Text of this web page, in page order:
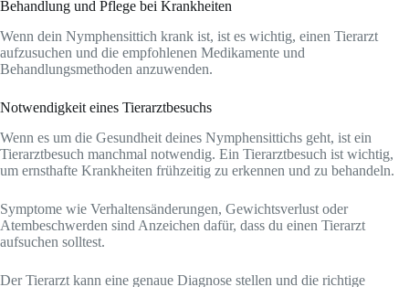
Behandlung und Pflege bei Krankheiten
Wenn dein Nymphensittich krank ist, ist es wichtig, einen Tierarzt
aufzusuchen und die empfohlenen Medikamente und
Behandlungsmethoden anzuwenden.
Notwendigkeit eines Tierarztbesuchs
Wenn es um die Gesundheit deines Nymphensittichs geht, ist ein
Tierarztbesuch manchmal notwendig. Ein Tierarztbesuch ist wichtig,
um ernsthafte Krankheiten frühzeitig zu erkennen und zu behandeln.
Symptome wie Verhaltensänderungen, Gewichtsverlust oder
Atembeschwerden sind Anzeichen dafür, dass du einen Tierarzt
aufsuchen solltest.
Der Tierarzt kann eine genaue Diagnose stellen und die richtige